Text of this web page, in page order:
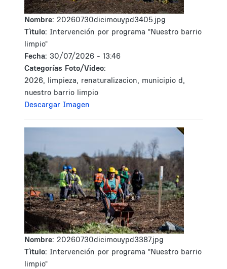
Nombre: 20260730dicimouypd3405.jpg
Tìtulo: Intervención por programa "Nuestro barrio
limpio"
Fecha: 30/07/2026 - 13:46
Categorías Foto/Video:
2026, limpieza, renaturalizacion, municipio d,
nuestro barrio limpio
Descargar Imagen
Nombre: 20260730dicimouypd3387.jpg
Tìtulo: Intervención por programa "Nuestro barrio
limpio"